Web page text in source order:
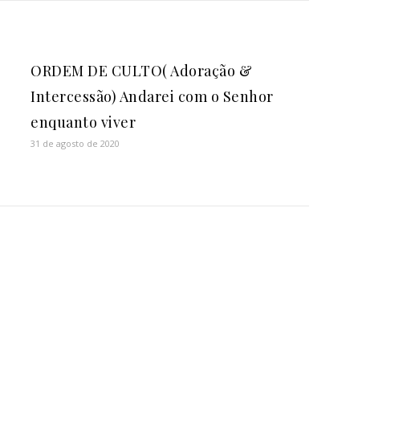
ORDEM DE CULTO( Adoração &
Intercessão) Andarei com o Senhor
enquanto viver
31 de agosto de 2020